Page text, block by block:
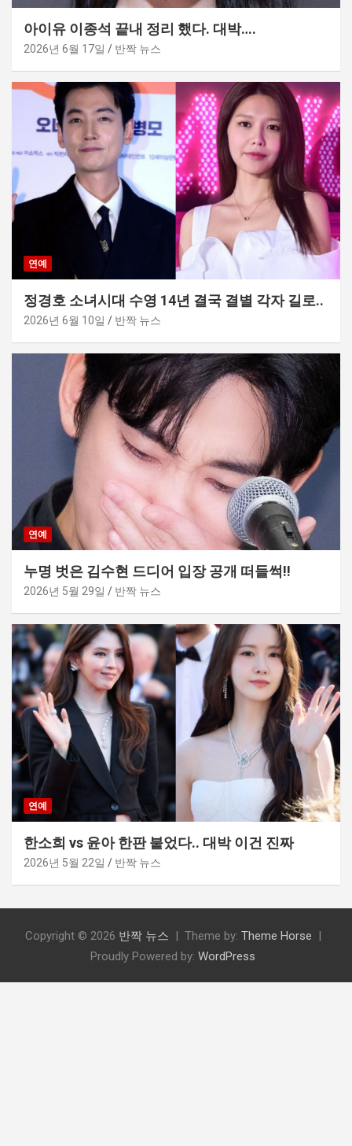
아이유 이종석 끝내 정리 했다. 대박….
2026년 6월 17일 반짝 뉴스
연예
정경호 소녀시대 수영 14년 결국 결별 각자 길로..
2026년 6월 10일 반짝 뉴스
연예
누명 벗은 김수현 드디어 입장 공개 떠들썩!!
2026년 5월 29일 반짝 뉴스
연예
한소희 vs 윤아 한판 붙었다.. 대박 이건 진짜
2026년 5월 22일 반짝 뉴스
Copyright © 2026 반짝 뉴스 Theme by: Theme Horse
Proudly Powered by: WordPress